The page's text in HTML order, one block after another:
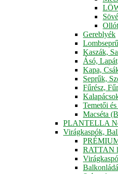
Gereblyék
Kaszák,
Ásó,
Kapa,
Seprűk,
Fűrész,
Temetői
Macséta
PLANTELLA
Virágkaspók,
RATTAN